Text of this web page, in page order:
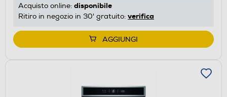
Acquisto online: disponibile
Ritiro in negozio in 30' gratuito: verifica
AGGIUNGI